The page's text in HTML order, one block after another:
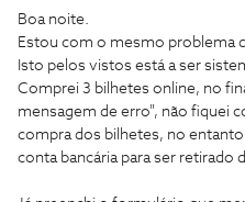
Boa noite.
Estou com o mesmo problema
Isto pelos vistos está a ser
Comprei 3 bilhetes online, no
mensagem de erro", não fiquei
compra dos bilhetes, no
conta bancária para ser retirado